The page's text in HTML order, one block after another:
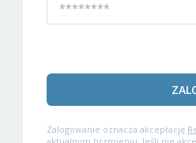
Zalogowanie oznacza akceptację